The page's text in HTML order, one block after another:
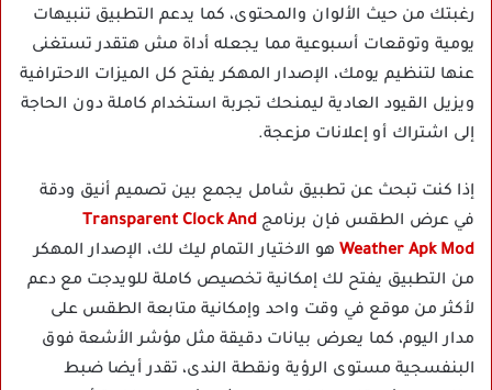
رغبتك من حيث الألوان والمحتوى، كما يدعم التطبيق تنبيهات
يومية وتوقعات أسبوعية مما يجعله أداة مش هتقدر تستغنى
عنها لتنظيم يومك، الإصدار المهكر يفتح كل الميزات الاحترافية
ويزيل القيود العادية ليمنحك تجربة استخدام كاملة دون الحاجة
إلى اشتراك أو إعلانات مزعجة.
إذا كنت تبحث عن تطبيق شامل يجمع بين تصميم أنيق ودقة
في عرض الطقس فإن برنامج Transparent Clock And
Weather Apk Mod هو الاختيار التمام ليك لك، الإصدار المهكر
من التطبيق يفتح لك إمكانية تخصيص كاملة للويدجت مع دعم
لأكثر من موقع في وقت واحد وإمكانية متابعة الطقس على
مدار اليوم، كما يعرض بيانات دقيقة مثل مؤشر الأشعة فوق
البنفسجية مستوى الرؤية ونقطة الندى، تقدر أيضا ضبط